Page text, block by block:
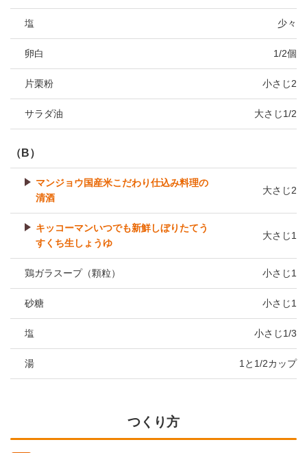
塩 少々
卵白 1/2個
片栗粉 小さじ2
サラダ油 大さじ1/2
（B）
マンジョウ国産米こだわり仕込み料理の
清酒
大さじ2
キッコーマンいつでも新鮮しぼりたてう
すくち生しょうゆ
大さじ1
鶏ガラスープ（顆粒） 小さじ1
砂糖 小さじ1
塩 小さじ1/3
湯 1と1/2カップ
つくり方